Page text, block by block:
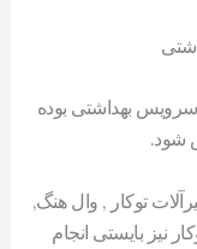
بهداشتی بوده
شود.
توکار , وال هنگ,
نیز بایستی انجام